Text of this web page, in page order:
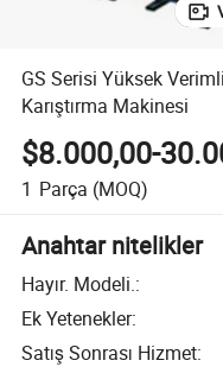
GS Serisi Yüksek
Karıştırma Makinesi
$8.000,00-
1 Parça (MOQ)
Anahtar nitelikler
Hayır. Modeli.:
Ek Yetenekler:
Satış Sonrası Hizmet: